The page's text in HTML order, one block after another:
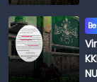
NU